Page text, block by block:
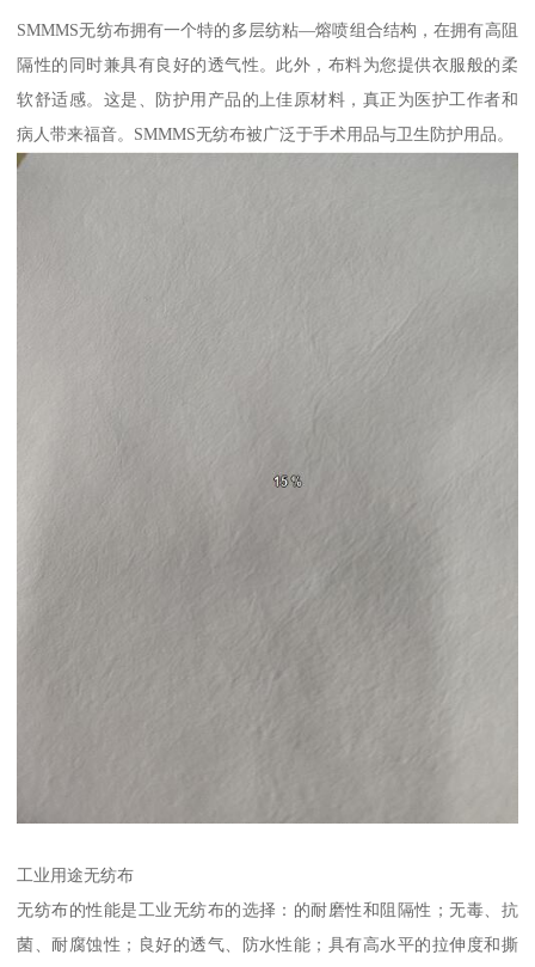
SMMMS无纺布拥有一个特的多层纺粘—熔喷组合结构，在拥有高阻
隔性的同时兼具有良好的透气性。此外，布料为您提供衣服般的柔
软舒适感。这是、防护用产品的上佳原材料，真正为医护工作者和
病人带来福音。SMMMS无纺布被广泛于手术用品与卫生防护用品。
工业用途无纺布
无纺布的性能是工业无纺布的选择：的耐磨性和阻隔性；无毒、抗
菌、耐腐蚀性；良好的透气、防水性能；具有高水平的拉伸度和撕